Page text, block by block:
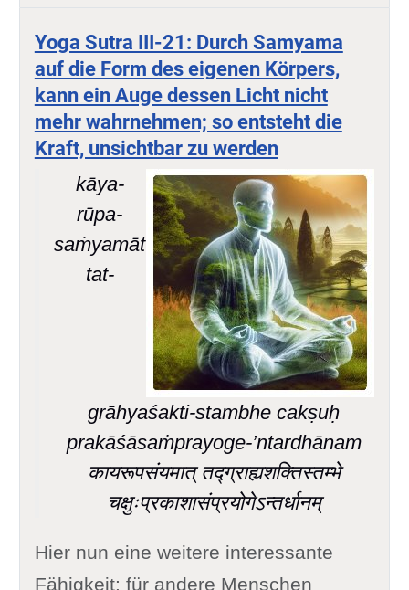
Yoga Sutra III-21: Durch Samyama
auf die Form des eigenen Körpers,
kann ein Auge dessen Licht nicht
mehr wahrnehmen; so entsteht die
Kraft, unsichtbar zu werden
kāya-
rūpa-
saṁyamāt
tat-
grāhyaśakti-stambhe cakṣuḥ
prakāśāsaṁprayoge-’ntardhānam
कायरूपसंयमात् तद्ग्राह्यशक्तिस्तम्भे
चक्षुःप्रकाशासंप्रयोगेऽन्तर्धानम्
Hier nun eine weitere interessante
Fähigkeit: für andere Menschen